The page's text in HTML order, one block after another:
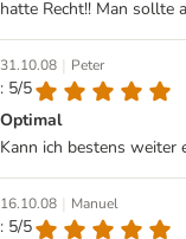
hatte Recht!! Man sollte
31.10.08 | Peter
: 5/5
Optimal
Kann ich bestens weiter
16.10.08 | Manuel
: 5/5